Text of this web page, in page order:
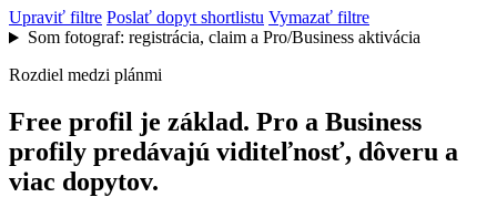
Upraviť filtre Poslať dopyt shortlistu Vymazať filtre
Som fotograf: registrácia, claim a Pro/Business aktivácia
Rozdiel medzi plánmi
Free profil je základ. Pro a Business
profily predávajú viditeľnosť, dôveru a
viac dopytov.